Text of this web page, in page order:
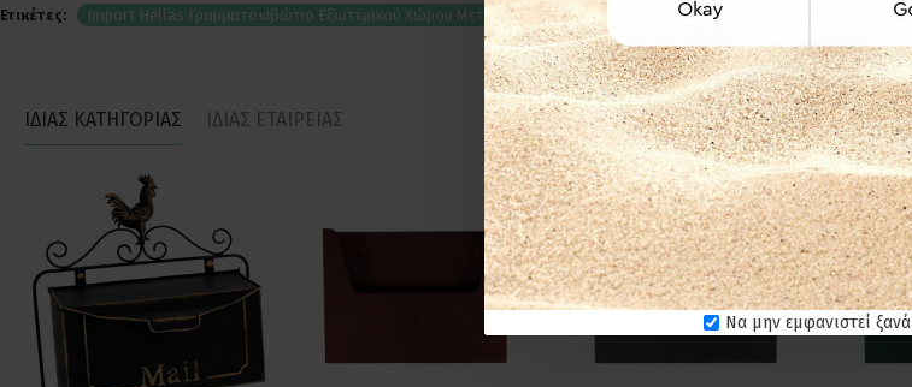
Να μην εμφανιστεί ξανά
Ετικέτες: Import Hellas Γραμματοκιβώτιο Εξωτερικού Χώρου Μεταλλικό TX-528 Γκρι TX-528
ΙΔΙΑΣ ΚΑΤΗΓΟΡΙΑΣ ΙΔΙΑΣ ΕΤΑΙΡΕΙΑΣ
ΕΤΟΙΜΟΠΑΡΑΔΟΤΟ